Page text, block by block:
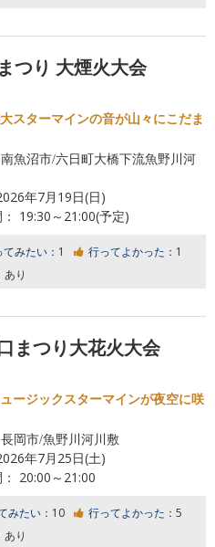
つり 大煙火大会
スターマインの音が山々にこだま
魚沼市/六日町大橋下流魚野川河
年7月19日(日)
19:30～21:00(予定)
みたい： 1 行ってよかった： 1
あり
まつり大花火大会
ージックスターマインが夜空に咲
岡市/魚野川河川敷
年7月25日(土)
20:00～21:00
みたい： 10 行ってよかった： 5
あり